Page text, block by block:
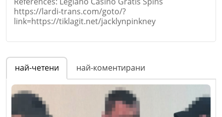
https://lardi-trans.com/goto/?
link=https://tiklagit.net/jacklynpinkney
Име*
най-четени най-коментирани